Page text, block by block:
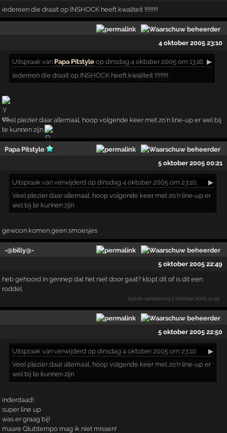
iedereen die draait op INSHOCK heeft kwaliteit !!!!!!!!!
4 oktober 2005 23:10
Uitspraak van Papa Pitstyle op dinsdag 4 oktober 2005 om 13:16: ▶
iedereen die draait op INSHOCK heeft kwaliteit !!!!!!!!!
Veel plezier daar allemaal, hoop volgende keer met zo'n line-up er wel bij
te kunnen zijn
Papa Pitstyle
5 oktober 2005 00:21
Uitspraak van verwijderd op dinsdag 4 oktober 2005 om 23:10:
▶
Veel plezier daar allemaal, hoop volgende keer met zo'n line-up er
wel bij te kunnen zijn
gewoon komen,geen smoesjes
-@billy@-
5 oktober 2005 22:49
heb gehoord in gennep dat het niet door gaat? klopt dit of is dit een
roddel.
laatste aanpassing5 oktober 2005 22:49
5 oktober 2005 22:50
Uitspraak van verwijderd op dinsdag 4 oktober 2005 om 23:10:
▶
Veel plezier daar allemaal, hoop volgende keer met zo'n line-up er
wel bij te kunnen zijn
inderdaad!
super line up
was er graag bij!
maare Qlubtempo mag ik niet missen!